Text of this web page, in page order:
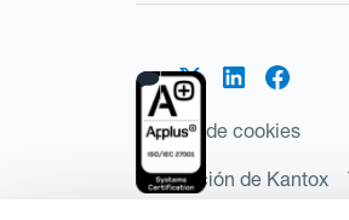
Política de cookies
Regulación de Kantox